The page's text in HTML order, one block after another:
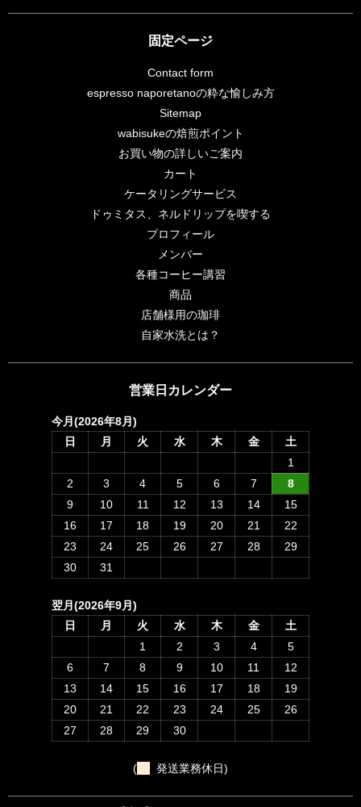
固定ページ
Contact form
espresso naporetanoの粋な愉しみ方
Sitemap
wabisukeの焙煎ポイント
お買い物の詳しいご案内
カート
ケータリングサービス
ドゥミタス、ネルドリップを喫する
プロフィール
メンバー
各種コーヒー講習
商品
店舗様用の珈琲
自家水洗とは？
営業日カレンダー
今月(2026年8月)
日
月 火 水 木 金
土
1
2
3 4 5 6 7
8
9
10 11 12 13 14
15
16
17 18 19 20 21
22
23
24 25 26 27 28
29
30
31
翌月(2026年9月)
日
月 火 水 木 金
土
1
2 3 4
5
6
7 8 9 10 11
12
13
14 15 16 17 18
19
20
21 22 23 24 25
26
27
28 29 30
( 発送業務休日)